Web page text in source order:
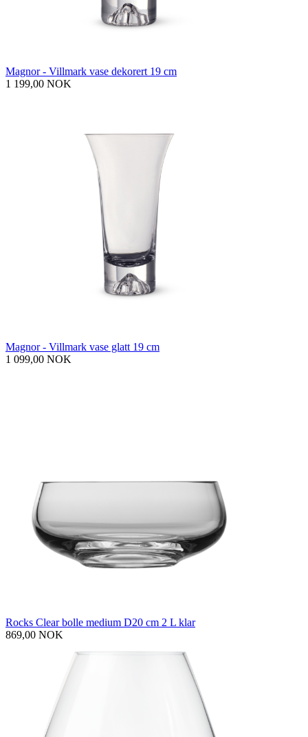
Magnor - Villmark vase dekorert 19 cm
1 199,00 NOK
Magnor - Villmark vase glatt 19 cm
1 099,00 NOK
Rocks Clear bolle medium D20 cm 2 L klar
869,00 NOK